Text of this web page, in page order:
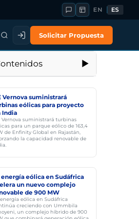
EN ES
Solicitar Propuesta
Vernova suministrará
eólicas para proyecto
India
Vernova suministrará turbinas
para un parque eólico de 163,4
de Enfinity Global en Rajastán,
la capacidad renovable de
energía eólica en Sudáfrica
un nuevo complejo
de 900 MW
eólica en Sudáfrica
creciendo con Ummbila
un complejo híbrido de 900